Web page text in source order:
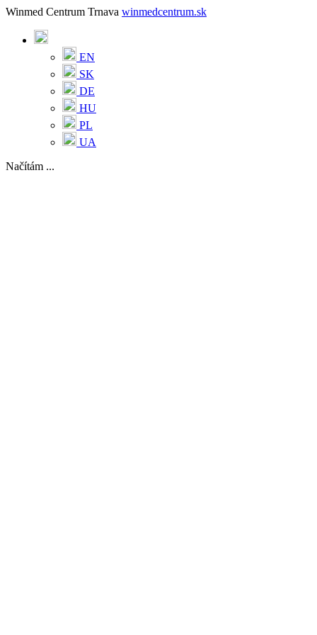
Winmed Centrum Trnava winmedcentrum.sk
EN
SK
DE
HU
PL
UA
Načítám ...